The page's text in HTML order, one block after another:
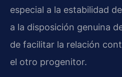
especial a la estabilidad
a la disposición genuina
de facilitar la relación
el otro progenitor.